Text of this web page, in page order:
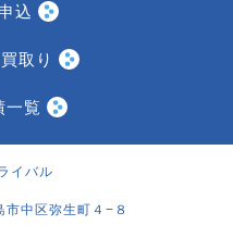
込
取り
一覧
イバル
中区弥生町４−８